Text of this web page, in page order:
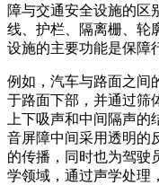
障与交通安全设施的区
线、护栏、隔离栅、轮
设施的主要功能是保障
例如，汽车与路面之间
于路面下部，并通过筛
上下吸声和中间隔声
音屏障中间采用透明的
的传播，同时也为驾驶
学领域，通过声学处理